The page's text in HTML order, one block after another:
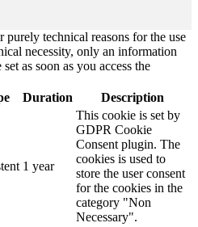
purely technical reasons for the use
necessity, only an information
as soon as you access the
Duration Description
1 year
This cookie is set by
GDPR Cookie
Consent plugin. The
cookies is used to
store the user consent
for the cookies in the
category "Non
Necessary".